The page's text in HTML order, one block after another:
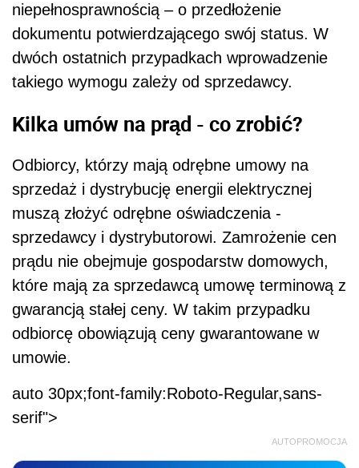
niepełnosprawnością – o przedłożenie
dokumentu potwierdzającego swój status. W
dwóch ostatnich przypadkach wprowadzenie
takiego wymogu zależy od sprzedawcy.
Kilka umów na prąd - co zrobić?
Odbiorcy, którzy mają odrębne umowy na
sprzedaż i dystrybucję energii elektrycznej
muszą złożyć odrębne oświadczenia -
sprzedawcy i dystrybutorowi. Zamrożenie cen
prądu nie obejmuje gospodarstw domowych,
które mają za sprzedawcą umowę terminową z
gwarancją stałej ceny. W takim przypadku
odbiorcę obowiązują ceny gwarantowane w
umowie.
auto 30px;font-family:Roboto-Regular,sans-
serif">
AUTOPROMOCJA